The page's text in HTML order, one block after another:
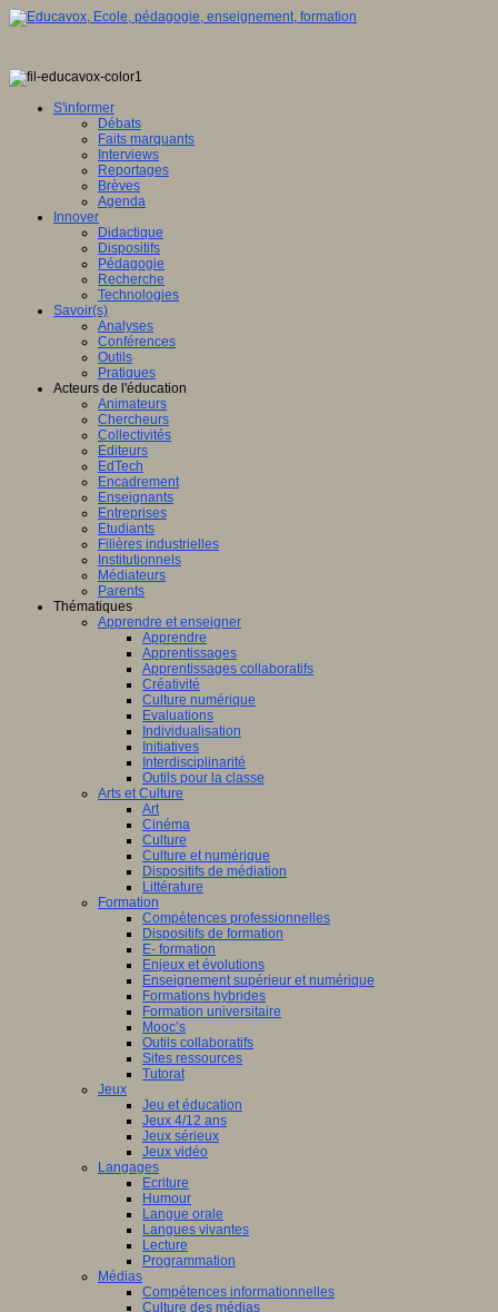
S'informer
Débats
Faits marquants
Interviews
Reportages
Brèves
Agenda
Innover
Didactique
Dispositifs
Pédagogie
Recherche
Technologies
Savoir(s)
Analyses
Conférences
Outils
Pratiques
Acteurs de l'éducation
Animateurs
Chercheurs
Collectivités
Editeurs
EdTech
Encadrement
Enseignants
Entreprises
Etudiants
Filières industrielles
Institutionnels
Médiateurs
Parents
Thématiques
Apprendre et enseigner
Apprendre
Apprentissages
Apprentissages collaboratifs
Créativité
Culture numérique
Evaluations
Individualisation
Initiatives
Interdisciplinarité
Outils pour la classe
Arts et Culture
Art
Cinéma
Culture
Culture et numérique
Dispositifs de médiation
Littérature
Formation
Compétences professionnelles
Dispositifs de formation
E- formation
Enjeux et évolutions
Enseignement supérieur et numérique
Formations hybrides
Formation universitaire
Mooc’s
Outils collaboratifs
Sites ressources
Tutorat
Jeux
Jeu et éducation
Jeux 4/12 ans
Jeux sérieux
Jeux vidéo
Langages
Ecriture
Humour
Langue orale
Langues vivantes
Lecture
Programmation
Médias
Compétences informationnelles
Culture des médias